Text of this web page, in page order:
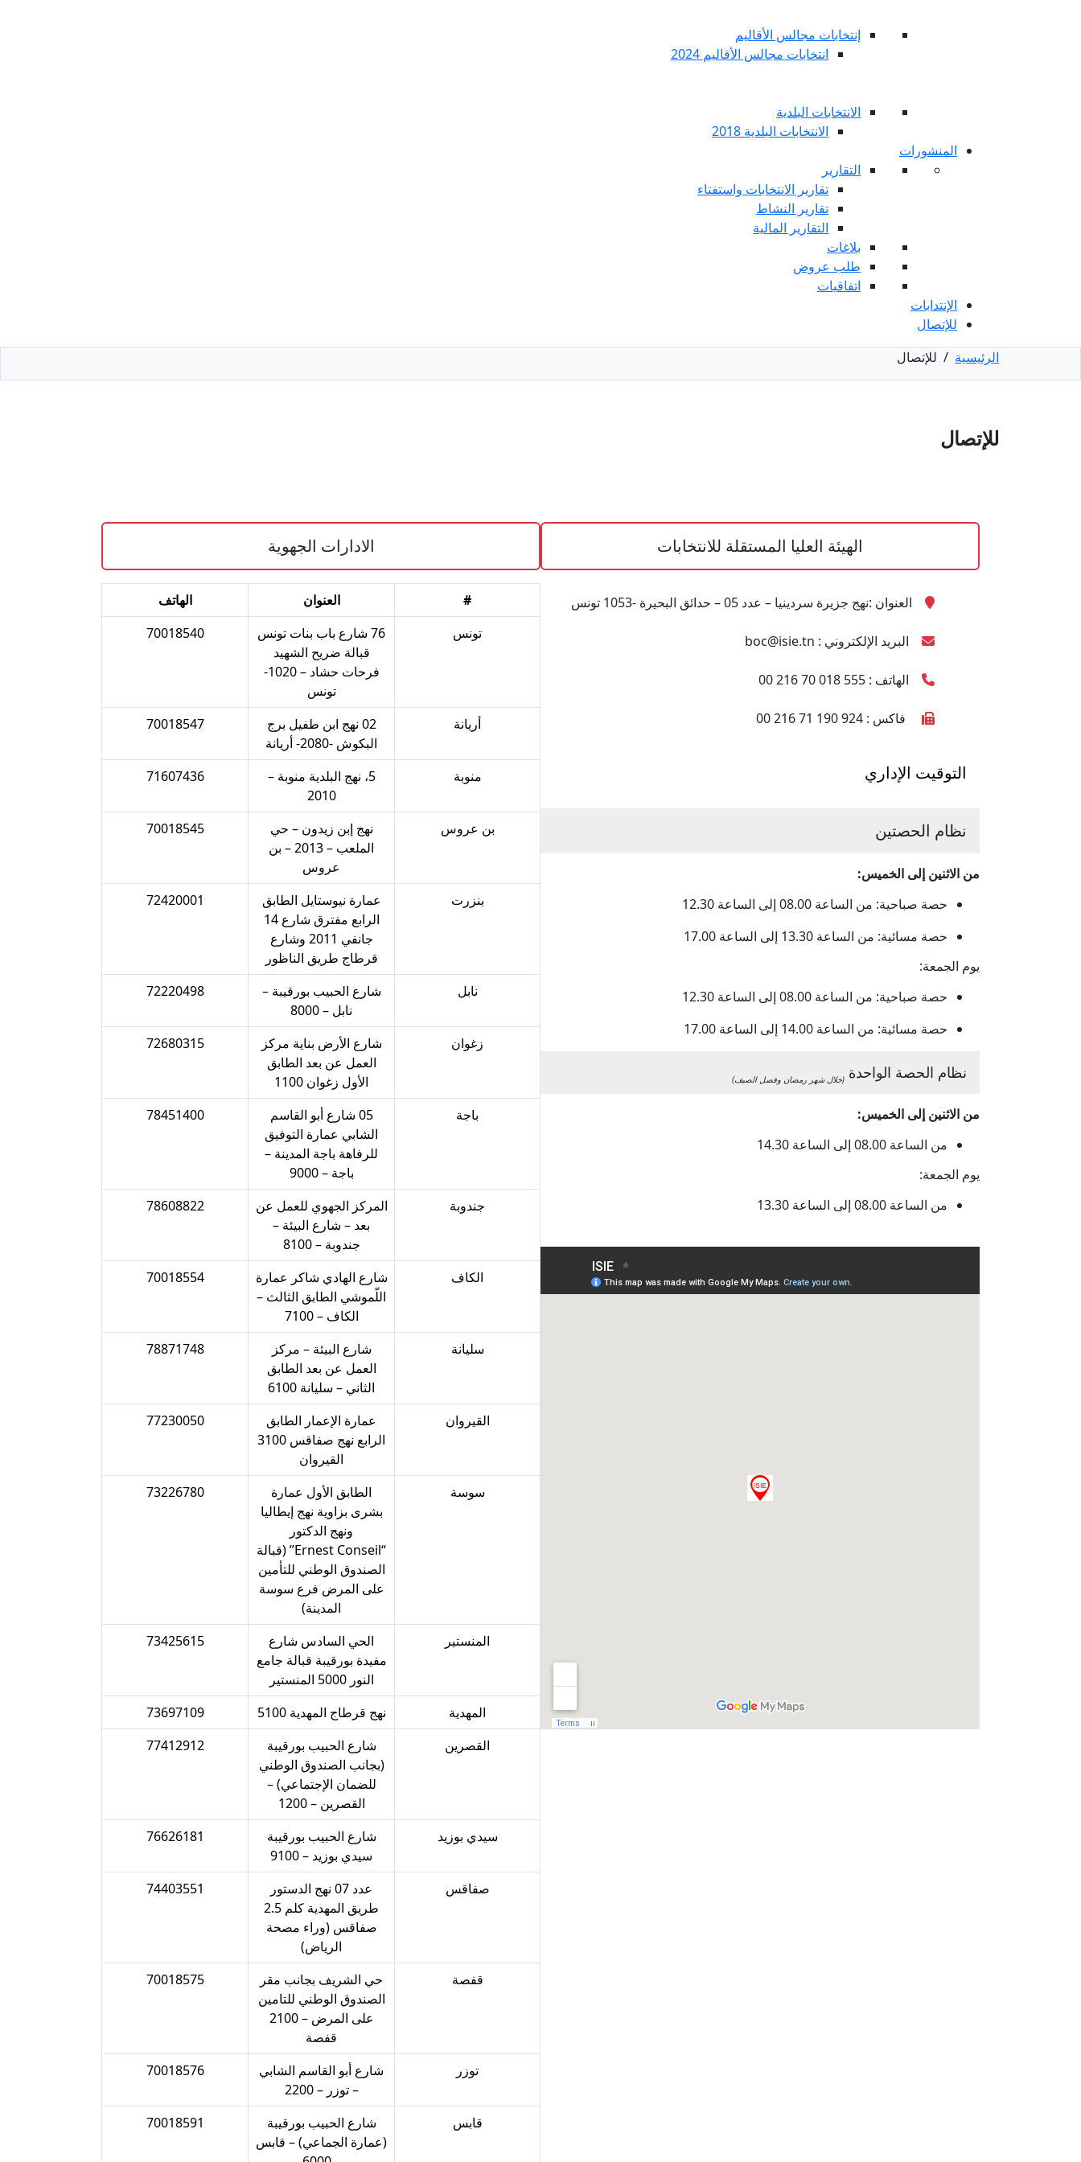
إنتخابات مجالس الأقاليم
انتخابات مجالس الأقاليم 2024
الانتخابات البلدية
الانتخابات البلدية 2018
المنشورات
التقارير
تقارير الانتخابات واستفتاء
تقارير النشاط
التقارير المالية
بلاغات
طلب عروض
اتفاقيات
الإنتدابات
للإتصال
الرئيسية / للإتصال
للإتصال
الهيئة العليا المستقلة للانتخابات
العنوان :نهج جزيرة سردينيا – عدد 05 – حدائق البحيرة -1053 تونس
البريد الإلكتروني : boc@isie.tn
الهاتف : 555 018 70 216 00
فاكس : 924 190 71 216 00
التوقيت الإداري
نظام الحصتين
من الاثنين إلى الخميس:
حصة صباحية: من الساعة 08.00 إلى الساعة 12.30
حصة مسائية: من الساعة 13.30 إلى الساعة 17.00
يوم الجمعة:
حصة صباحية: من الساعة 08.00 إلى الساعة 12.30
حصة مسائية: من الساعة 14.00 إلى الساعة 17.00
نظام الحصة الواحدة (خلال شهر رمضان وفصل الصيف)
من الاثنين إلى الخميس:
من الساعة 08.00 إلى الساعة 14.30
يوم الجمعة:
من الساعة 08.00 إلى الساعة 13.30
الادارات الجهوية
# العنوان
الهاتف
تونس‎‎
76 شارع باب بنات تونس
قبالة ضريح الشهيد
فرحات حشاد – 1020-
تونس‎‎
70018540
أريانة‎‎
02 نهج ابن طفيل برج
البكوش -2080- أريانة‎‎
70018547
منوبة‎‎
5، نهج البلدية منوبة –
2010‎‎
71607436
بن عروس‎‎
نهج إبن زيدون – حي
الملعب – 2013 – بن
عروس‎‎
70018545
بنزرت‎‎‎‎‎
عمارة نيوستايل الطابق
الرابع مفترق شارع 14
جانفي 2011 وشارع
قرطاج طريق الناظور
72420001
نابل‎‎
شارع الحبيب بورقيبة –
نابل – 8000‎‎
72220498
زغوان‎‎
شارع الأرض بناية مركز
العمل عن بعد الطابق
الأول زغوان 1100‎‎
72680315
باجة‎‎
05 شارع أبو القاسم
الشابي عمارة التوفيق
للرفاهة باجة المدينة –
باجة – 9000‎‎
78451400
جندوبة‎‎
المركز الجهوي للعمل عن
بعد – شارع البيئة –
جندوبة – 8100‎‎
78608822
الكاف‎‎
شارع الهادي شاكر عمارة
اللّموشي الطابق الثالث –
الكاف – 7100‎‎
70018554
سليانة‎‎
شارع البيئة – مركز
العمل عن بعد الطابق
الثاني – سليانة 6100‎‎
78871748
القيروان‎‎‎
عمارة الإعمار الطابق
الرابع نهج صفاقس 3100
القيروان‎
77230050
سوسة‎‎
الطابق الأول عمارة
بشرى بزاوية نهج إيطاليا
ونهج الدكتور
“Ernest Conseil” (قبالة
الصندوق الوطني للتأمين
على المرض فرع سوسة
المدينة)
73226780
المنستير‎‎
الحي السادس شارع
مفيدة بورقيبة قبالة جامع
النور 5000 المنستير‎‎
73425615
المهدية‎‎‎‎ نهج قرطاج المهدية 5100‎‎
73697109
القصرين‎‎
شارع الحبيب بورقيبة
(بجانب الصندوق الوطني
للضمان الإجتماعي) –
القصرين – 1200‎‎
77412912
سيدي بوزيد‎‎
شارع الحبيب بورقيبة
سيدي بوزيد – 9100‎‎
76626181
صفاقس‎‎
عدد 07 نهج الدستور
طريق المهدية كلم 2.5
صفاقس (وراء مصحة
الرياض)‎‎
74403551
قفصة‎‎
حي الشريف بجانب مقر
الصندوق الوطني للتامين
على المرض – 2100
قفصة‎‎
70018575
توزر‎‎
شارع أبو القاسم الشابي
– توزر – 2200‎‎
70018576
قابس‎‎
شارع الحبيب بورقيبة
(عمارة الجماعي) – قابس
70018591